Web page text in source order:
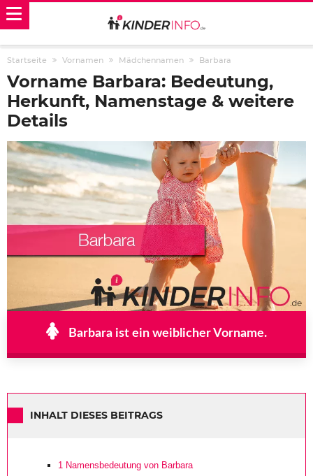
Startseite Vornamen Mädchennamen Barbara
Vorname Barbara: Bedeutung,
Herkunft, Namenstage & weitere
Details
Barbara ist ein weiblicher Vorname.
INHALT DIESES BEITRAGS
1 Namensbedeutung von Barbara